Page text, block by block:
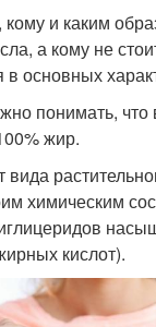
и каким
а кому не
в основных
понимать, что
жир.
вида
химическим
кислот).